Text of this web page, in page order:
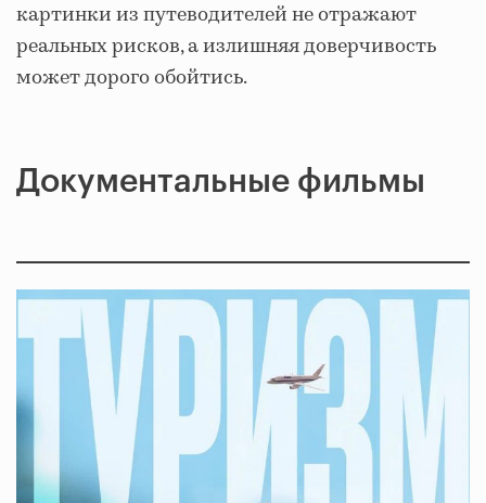
картинки из путеводителей не отражают
реальных рисков, а излишняя доверчивость
может дорого обойтись.
Документальные фильмы